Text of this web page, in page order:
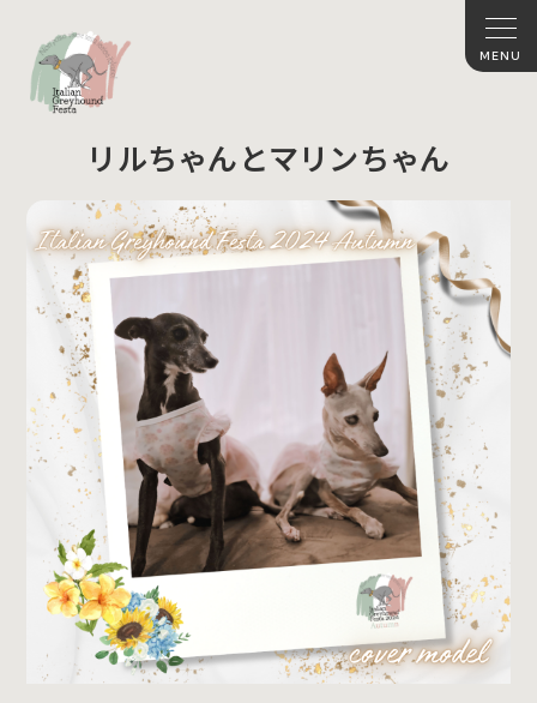
リルちゃんとマリンちゃん